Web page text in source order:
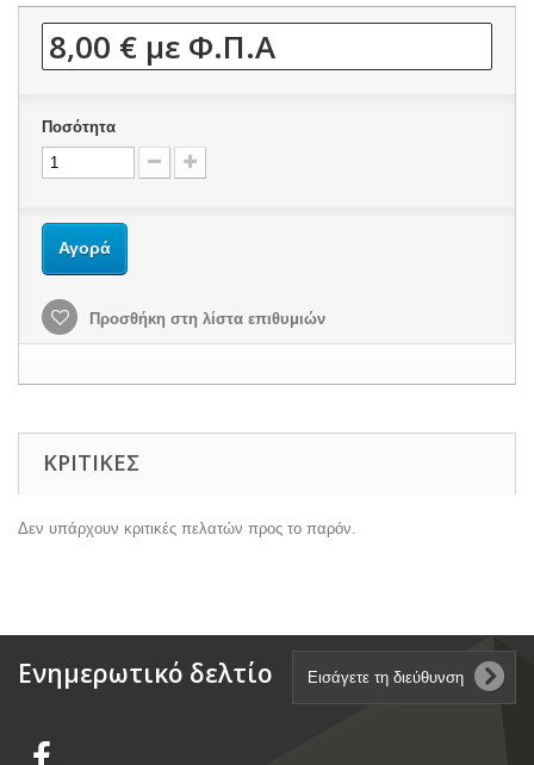
8,00 € με Φ.Π.Α
Ποσότητα
Αγορά
Προσθήκη στη λίστα επιθυμιών
ΚΡΙΤΙΚΈΣ
Δεν υπάρχουν κριτικές πελατών προς το παρόν.
Ενημερωτικό δελτίο